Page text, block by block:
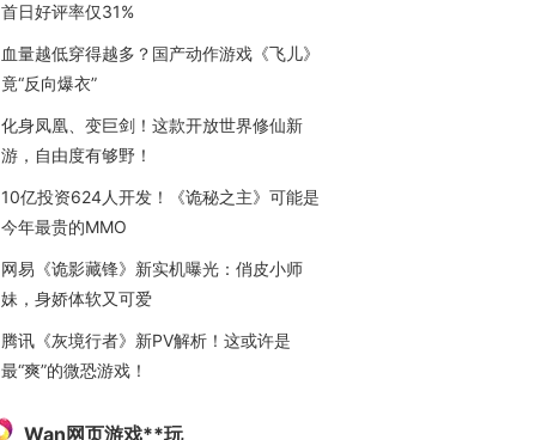
首日好评率仅31%
血量越低穿得越多？国产动作游戏《飞儿》
竟“反向爆衣”
化身凤凰、变巨剑！这款开放世界修仙新
游，自由度有够野！
10亿投资624人开发！《诡秘之主》可能是
今年最贵的MMO
网易《诡影藏锋》新实机曝光：俏皮小师
妹，身娇体软又可爱
腾讯《灰境行者》新PV解析！这或许是
最“爽”的微恐游戏！
Wan网页游戏**玩